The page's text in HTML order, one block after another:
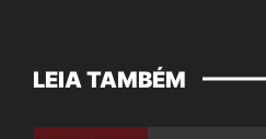
LEIA TAMBÉM